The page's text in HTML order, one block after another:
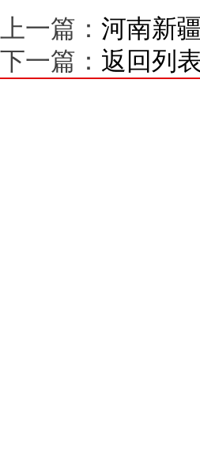
上一篇： 河南新
下一篇： 返回列